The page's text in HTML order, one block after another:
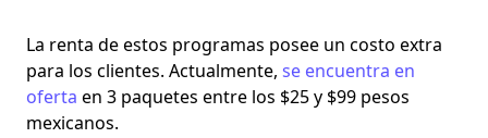
La renta de estos programas posee un costo extra
para los clientes. Actualmente, se encuentra en
oferta en 3 paquetes entre los $25 y $99 pesos
mexicanos.